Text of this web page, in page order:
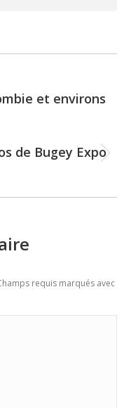
et environs
de Bugey Expo
requis marqués avec